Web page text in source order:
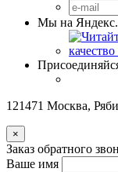
Мы на
121471 Москва,
×
Заказ обратного
Ваше имя